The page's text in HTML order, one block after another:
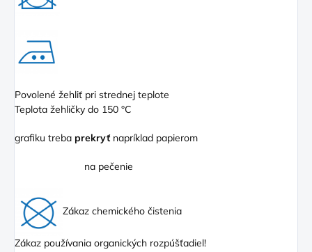
Povolené žehliť pri strednej teplote
Teplota žehličky do 150 °C
grafiku treba prekryť napríklad papierom
na pečenie
Zákaz chemického čistenia
Zákaz používania organických rozpúšťadiel!